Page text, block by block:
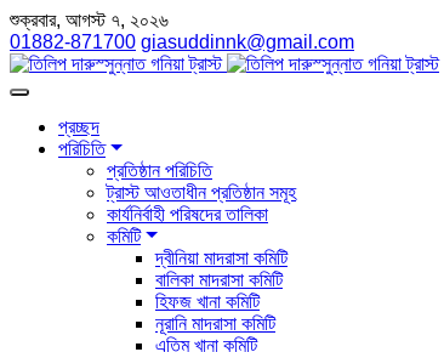
শুক্রবার, আগস্ট ৭, ২০২৬
01882-871700 giasuddinnk@gmail.com
প্রচ্ছদ
পরিচিতি
প্রতিষ্ঠান পরিচিতি
ট্রাস্ট আওতাধীন প্রতিষ্ঠান সমূহ
কার্যনির্বাহী পরিষদের তালিকা
কমিটি
দ্বীনিয়া মাদরাসা কমিটি
বালিকা মাদরাসা কমিটি
হিফজ খানা কমিটি
নূরানি মাদরাসা কমিটি
এতিম খানা কমিটি